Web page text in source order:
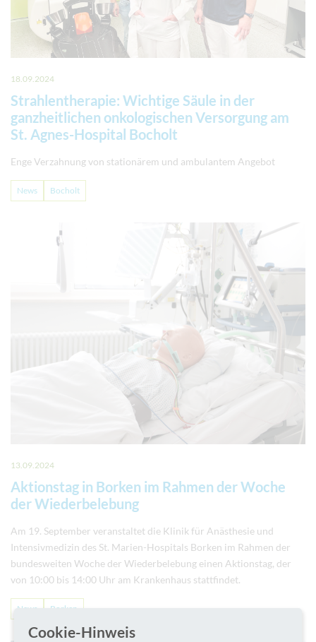
18.09.2024
Strahlentherapie: Wichtige Säule in der
ganzheitlichen onkologischen Versorgung am
St. Agnes-Hospital Bocholt
Enge Verzahnung von stationärem und ambulantem Angebot
News Bocholt
13.09.2024
Aktionstag in Borken im Rahmen der Woche
der Wiederbelebung
Am 19. September veranstaltet die Klinik für Anästhesie und
Intensivmedizin des St. Marien-Hospitals Borken im Rahmen der
bundesweiten Woche der Wiederbelebung einen Aktionstag, der
von 10:00 bis 14:00 Uhr am Krankenhaus stattfindet.
News Borken
Cookie-Hinweis